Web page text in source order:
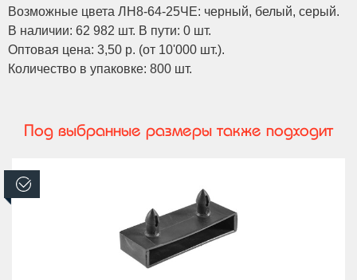
Возможные цвета ЛН8-64-25ЧЕ: черный, белый, серый.
В наличии: 62 982 шт. В пути: 0 шт.
Оптовая цена: 3,50 р. (от 10'000 шт.).
Количество в упаковке: 800 шт.
Под выбранные размеры также подходит